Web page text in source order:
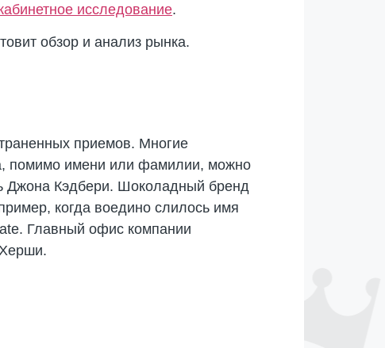
исследование.
обзор и анализ рынка.
приемов. Многие
помимо имени или фамилии, можно
Джона Кэдбери. Шоколадный бренд
когда воедино слилось имя
Главный офис компании